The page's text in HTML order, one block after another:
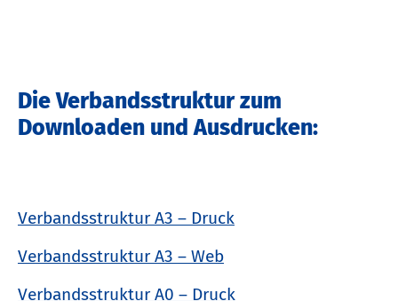
Die Verbandsstruktur zum
Downloaden und Ausdrucken:
Verbandsstruktur A3 – Druck
Verbandsstruktur A3 – Web
Verbandsstruktur A0 – Druck